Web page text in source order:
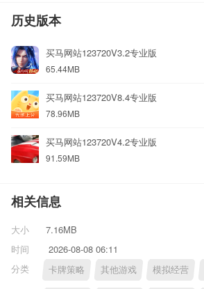
历史版本
买马网站123720V3.2专业版
65.44MB
买马网站123720V8.4专业版
78.96MB
买马网站123720V4.2专业版
91.59MB
相关信息
大小
7.16MB
时间
2026-08-08 06:11
分类
卡牌策略 其他游戏 模拟经营